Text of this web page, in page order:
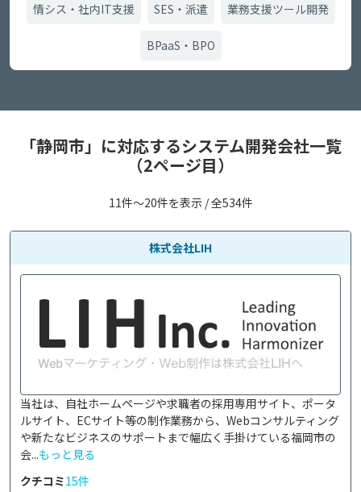
情シス・社内IT支援 SES・派遣 業務支援ツール開発
BPaaS・BPO
「静岡市」に対応するシステム開発会社一覧
（2ページ目）
11件〜20件を表示 / 全534件
株式会社LIH
当社は、自社ホームページや求職者の採用専用サイト、ポータ
ルサイト、ECサイト等の制作業務から、Webコンサルティング
や新たなビジネスのサポートまで幅広く手掛けている福岡市の
会...もっと見る
クチコミ15件